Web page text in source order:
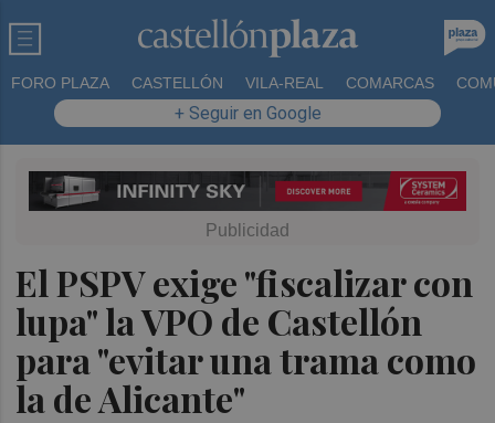
FORO PLAZA CASTELLÓN VILA-REAL COMARCAS
+ Seguir en Google
El PSPV exige "fiscalizar con
lupa" la VPO de Castellón
para "evitar una trama como
la de Alicante"